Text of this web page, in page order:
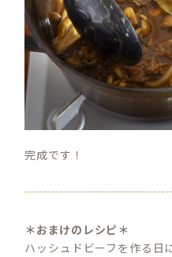
完成です！
＊おまけのレシピ＊
ハッシュドビーフを作る日